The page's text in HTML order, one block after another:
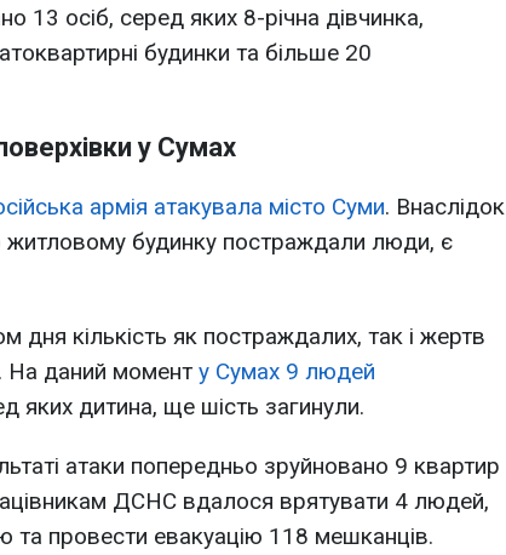
13 осіб, серед яких 8-річна дівчинка,
будинки та більше 20
у Сумах
армія атакувала місто Суми. Внаслідок
житловому будинку постраждали люди, є
дня кількість як постраждалих, так і жертв
На даний момент у Сумах 9 людей
яких дитина, ще шість загинули.
атаки попередньо зруйновано 9 квартир
ДСНС вдалося врятувати 4 людей,
та провести евакуацію 118 мешканців.